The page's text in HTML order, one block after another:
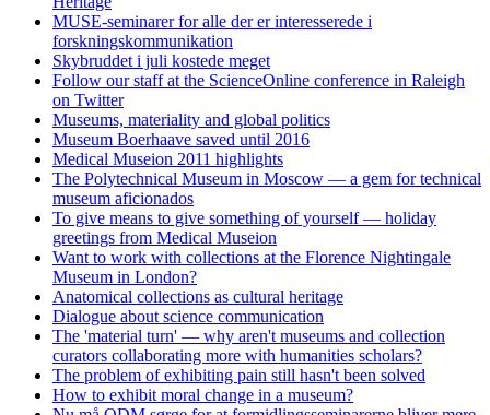
MUSE-seminarer for alle der er interesserede i
forskningskommunikation
Skybruddet i juli kostede meget
Follow our staff at the ScienceOnline conference in Raleigh
on Twitter
Museums, materiality and global politics
Museum Boerhaave saved until 2016
Medical Museion 2011 highlights
The Polytechnical Museum in Moscow — a gem for technical
museum aficionados
To give means to give something of yourself — holiday
greetings from Medical Museion
Want to work with collections at the Florence Nightingale
Museum in London?
Anatomical collections as cultural heritage
Dialogue about science communication
The 'material turn' — why aren't museums and collection
curators collaborating more with humanities scholars?
The problem of exhibiting pain still hasn't been solved
How to exhibit moral change in a museum?